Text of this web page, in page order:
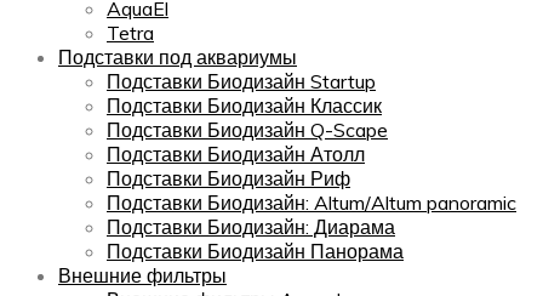
AquaEl
Tetra
Подставки под аквариумы
Подставки Биодизайн Startup
Подставки Биодизайн Классик
Подставки Биодизайн Q-Scape
Подставки Биодизайн Атолл
Подставки Биодизайн Риф
Подставки Биодизайн: Altum/Altum panoramic
Подставки Биодизайн: Диарама
Подставки Биодизайн Панорама
Внешние фильтры